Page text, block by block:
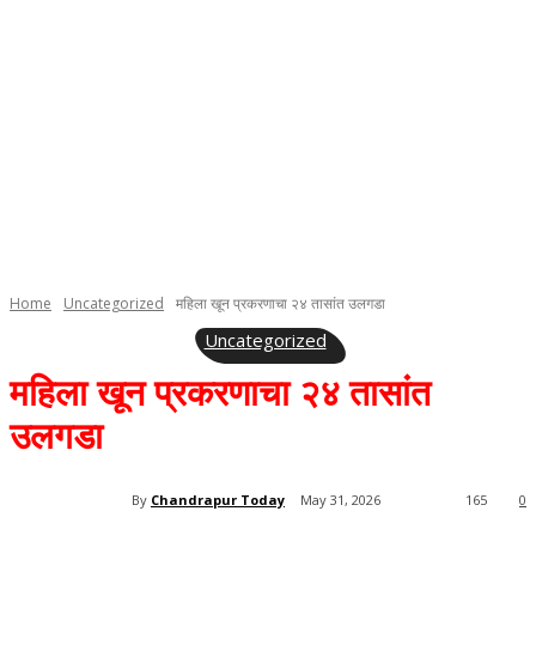
Home Uncategorized महिला खून प्रकरणाचा २४ तासांत उलगडा
Uncategorized
महिला खून प्रकरणाचा २४ तासांत
उलगडा
By Chandrapur Today May 31, 2026 0
165